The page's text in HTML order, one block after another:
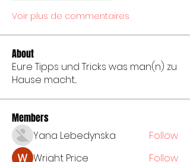
Voir plus de commentaires
About
Eure Tipps und Tricks was man(n) zu
Hause macht...
Members
Yana Lebedynska
Follow
Wright Price
Follow